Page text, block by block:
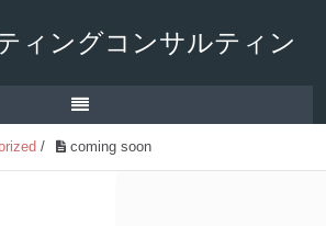
ィングコンサルティン
/ coming soon